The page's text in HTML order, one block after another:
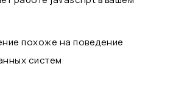
похоже на поведение
систем